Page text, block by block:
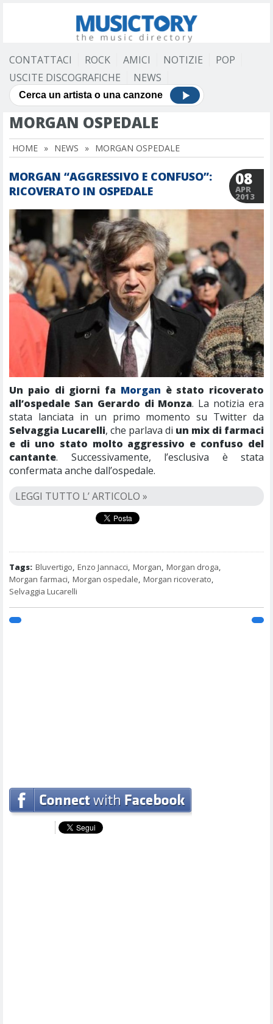
CONTATTACI ROCK AMICI NOTIZIE
POP
USCITE DISCOGRAFICHE
NEWS
MORGAN OSPEDALE
HOME » NEWS » MORGAN OSPEDALE
MORGAN “AGGRESSIVO E CONFUSO”:
RICOVERATO IN OSPEDALE
08
APR
2013
Un paio di giorni fa Morgan è stato ricoverato
all’ospedale San Gerardo di Monza. La notizia era
stata lanciata in un primo momento su Twitter da
Selvaggia Lucarelli, che parlava di un mix di farmaci
e di uno stato molto aggressivo e confuso del
cantante. Successivamente, l’esclusiva è stata
confermata anche dall’ospedale.
LEGGI TUTTO L’ ARTICOLO »
Tags: Bluvertigo, Enzo Jannacci, Morgan, Morgan droga,
Morgan farmaci, Morgan ospedale, Morgan ricoverato,
Selvaggia Lucarelli